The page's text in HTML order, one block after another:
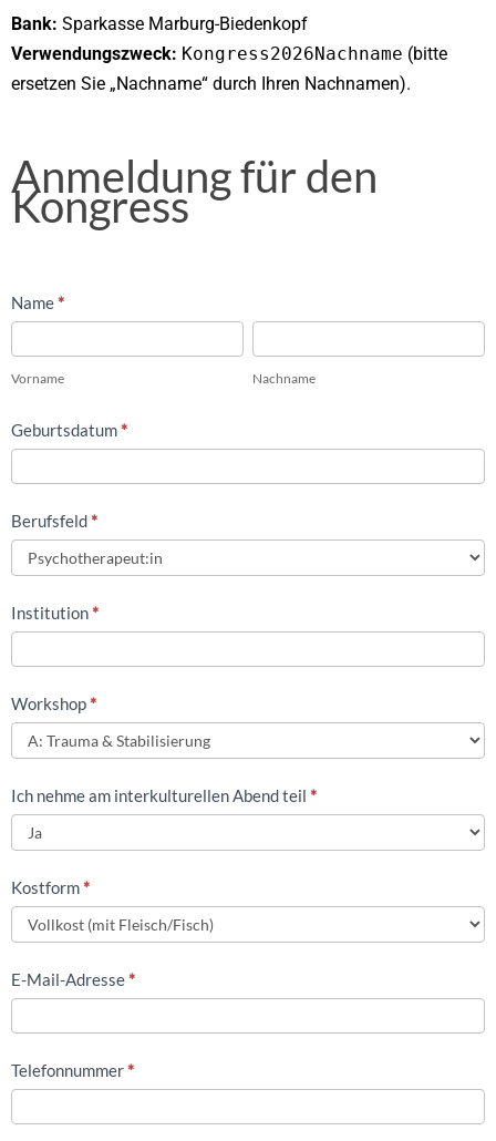
Bank: Sparkasse Marburg-Biedenkopf
Verwendungszweck: Kongress2026Nachname (bitte
ersetzen Sie „Nachname“ durch Ihren Nachnamen).
Anmeldung
für
den
Anmeldung für den
Kongress
Name*
Vorname Nachname
Geburtsdatum*
Berufsfeld*
Institution*
Workshop*
Ich nehme am interkulturellen Abend teil *
Kostform*
E-Mail-Adresse*
Telefonnummer*